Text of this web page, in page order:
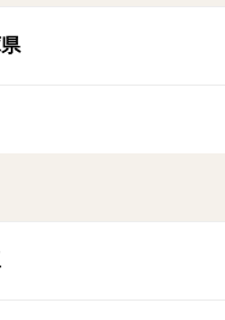
法〜